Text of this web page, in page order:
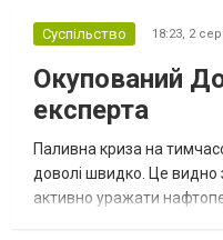
Суспільство 18:23, 2
Окупований
експерта
Паливна криза на
доволі швидко. Це видно
активно уражати